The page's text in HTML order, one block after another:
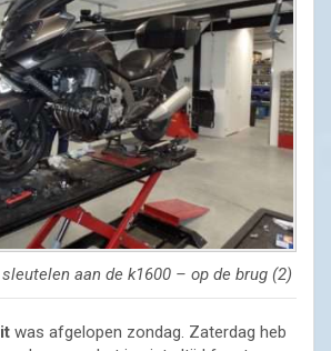
aan de k1600 – op de brug (2)
was afgelopen zondag. Zaterdag heb